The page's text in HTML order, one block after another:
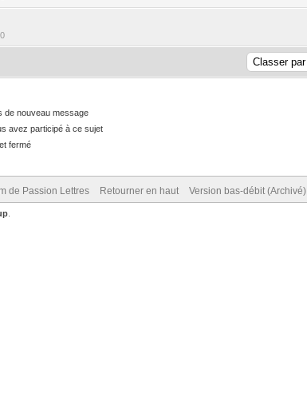
de nouveau message
avez participé à ce sujet
fermé
de Passion Lettres Retourner en haut Version bas-débit (Archivé)
.